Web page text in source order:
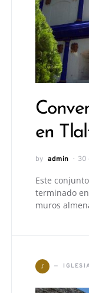
en
by admin 30
Este
terminado
muros
I